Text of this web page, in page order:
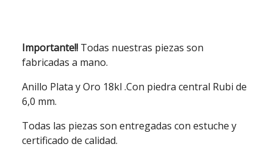
Importante!!Todas nuestras piezas son
fabricadas a mano.
Anillo Plata y Oro 18kl .Con piedra central Rubi de
6,0 mm.
Todas las piezas son entregadas con estuche y
certificado de calidad.